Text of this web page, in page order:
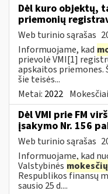
Dėl kuro objektų,
priemonių
Web turinio sąrašas
Informuojame, kad
prievolė VMI[1]
apskaitos priemones.
šie teisės...
Metai: 2022
Dėl VMI prie FM
įsakymo Nr. 156
Web turinio sąrašas
Informuojame, kad
Valstybinės mokesčių
Respublikos finansų
sausio 25 d....